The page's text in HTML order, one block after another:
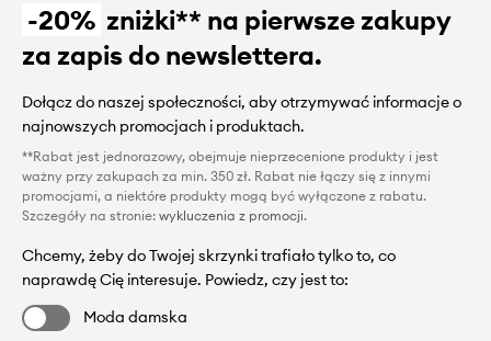
-20% zniżki** na pierwsze zakupy
za zapis do newslettera.
Dołącz do naszej społeczności, aby otrzymywać informacje o
najnowszych promocjach i produktach.
**Rabat jest jednorazowy, obejmuje nieprzecenione produkty i jest
ważny przy zakupach za min. 350 zł. Rabat nie łączy się z innymi
promocjami, a niektóre produkty mogą być wyłączone z rabatu.
Szczegóły na stronie: wykluczenia z promocji.
Chcemy, żeby do Twojej skrzynki trafiało tylko to, co
naprawdę Cię interesuje. Powiedz, czy jest to:
Moda damska